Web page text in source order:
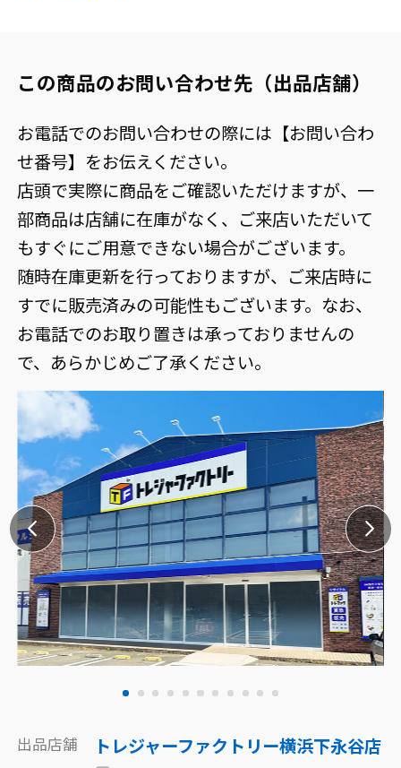
この商品のお問い合わせ先（出品店舗）
お電話でのお問い合わせの際には【お問い合わ
せ番号】をお伝えください。
店頭で実際に商品をご確認いただけますが、一
部商品は店舗に在庫がなく、ご来店いただいて
もすぐにご用意できない場合がございます。
随時在庫更新を行っておりますが、ご来店時に
すでに販売済みの可能性もございます。なお、
お電話でのお取り置きは承っておりませんの
で、あらかじめご了承ください。
出品店舗 トレジャーファクトリー横浜下永谷店